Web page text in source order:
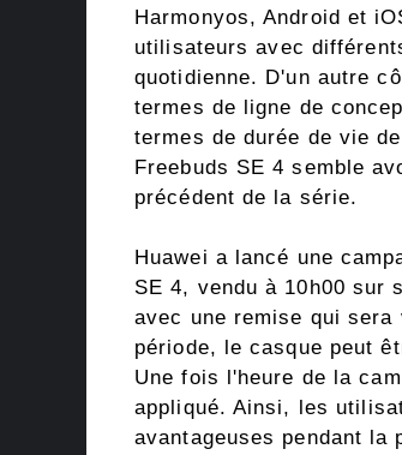
Harmonyos, Android et
utilisateurs avec
quotidienne. D'un autre
termes de ligne de
termes de durée de vie
Freebuds SE 4 semble
précédent de la série.
Huawei a lancé une
SE 4, vendu à 10h00 sur
avec une remise qui sera
période, le casque peut
Une fois l'heure de la
appliqué. Ainsi, les
avantageuses pendant la